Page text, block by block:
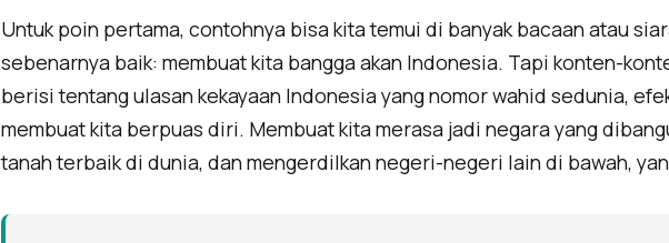
Untuk poin pertama, contohnya bisa kita temui di banyak bacaan atau
sebenarnya baik: membuat kita bangga akan Indonesia. Tapi konten-
berisi tentang ulasan kekayaan Indonesia yang nomor wahid sedunia,
membuat kita berpuas diri. Membuat kita merasa jadi negara yang
tanah terbaik di dunia, dan mengerdilkan negeri-negeri lain di bawah,